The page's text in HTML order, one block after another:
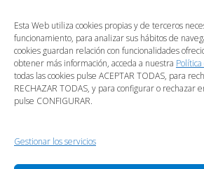
Esta Web utiliza cookies propias y de terceros
funcionamiento, para analizar sus hábitos de
cookies guardan relación con funcionalidades
obtener más información, acceda a nuestra
todas las cookies pulse ACEPTAR TODAS, para
RECHAZAR TODAS, y para configurar o rechazar
pulse CONFIGURAR.
Gestionar los servicios